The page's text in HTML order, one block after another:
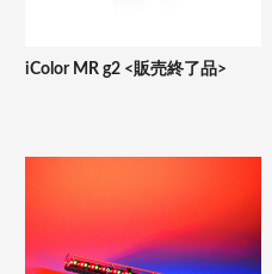
iColor MR g2 <販売終了品>